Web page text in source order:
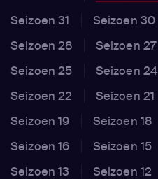
Seizoen 31
Seizoen 30
Seizoen 28
Seizoen 27
Seizoen 25
Seizoen 24
Seizoen 22
Seizoen 21
Seizoen 19
Seizoen 18
Seizoen 16
Seizoen 15
Seizoen 13
Seizoen 12